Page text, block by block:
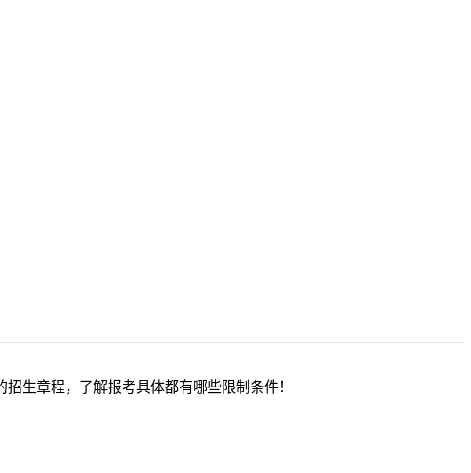
生章程，了解报考具体都有哪些限制条件！